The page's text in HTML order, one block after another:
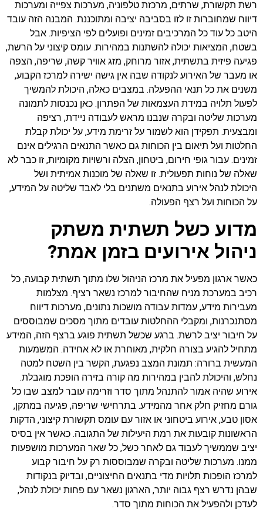
רשת תקשורת, שרתים, מרכזת טלפוניה, מערכות צפייה ומערכות
דיווח שמחוברות זו לזו בסביבה יציבה ומתוכננת. המבנה הזה עובד
היטב כל עוד כל המרכיבים זמינים ופועלים לפי הציפיות. אבל
בשטח, המציאות יכולה להשתנות במהירות. עומס קיצוני על הרשת,
פגיעה פיזית בתשתית, אזור מרוחק, מזג אוויר קשה, שריפה, הצפה
או מעבר של האירוע לנקודה שבה אין גישה ישירה למרכז הקבוע,
משנים את כל תנאי ההפעלה. במצבים כאלה, היכולת להמשיך
לפעול תלויה במידת העצמאות של הפתרון. כאן נכנסות לתמונה
מערכות שליטה ובקרה שנבנו מראש לעבודה ניידת, רציפה
ומבצעית. תפקידן הוא לשמור על זרימת מידע, על יכולת קבלת
החלטות ועל תיאום בין הכוחות גם כאשר התנאים הרגילים אינם
זמינים. עבור גופי חירום, ביטחון, הצלה ורשויות מקומיות, זו כבר לא
שאלה של נוחות תפעולית. זו שאלה של מוכנות אמיתית ושל
היכולת לנהל אירוע בתנאים משתנים בלי לאבד שליטה על המידע,
על הכוחות ועל רצף הפעולה.
מדוע כשל תשתית משתק
ניהול אירועים בזמן אמת?
כאשר ארגון מפעיל את מרכז הניהול שלו מתוך תשתית קבועה, כל
רכיב במערכת מניח שהחיבור למרכז נשאר רציף. מצלמות
מעבירות מידע, עמדות עבודה מושכות נתונים, מערכות דיווח
מסתנכרנות, ומקבלי ההחלטות עובדים מתוך מסכים שמבוססים
על חיבור יציב לרשת. ברגע שכשל תשתית פוגע ברצף הזה, המידע
מתחיל להגיע בצורה חלקית, מאוחרת או לא אחידה. המשמעות
המעשית ברורה: תמונת המצב נפגעת, הקשר בין השטח למטה
נחלש, והיכולת להבין במהירות מה קורה בזירה הופכת מוגבלת.
אירוע שהיה אמור להתנהל מתוך סדר וזרימה עובר למצב שבו כל
גורם מחזיק חלק אחר מהמידע. בתרחישי שריפה, פגיעה במתקן,
אסון טבע, אירוע ביטחוני או אזור עם עומס תקשורת קיצוני, הדקות
הראשונות קובעות את רמת היעילות של התגובה. כאשר אין בסיס
יציב שממשיך לעבוד גם לאחר כשל, כל שאר המערכות מושפעות
ממנו. מערכות שליטה ובקרה שמבוססות רק על חיבור קבוע
למרכז הופכות תלויות מדי בתנאים החיצוניים, ובדיוק בנקודות
שבהן נדרש רצף גבוה יותר, הארגון נשאר עם פחות יכולת לנהל,
לעדכן ולהפעיל את הכוחות מתוך סדר.